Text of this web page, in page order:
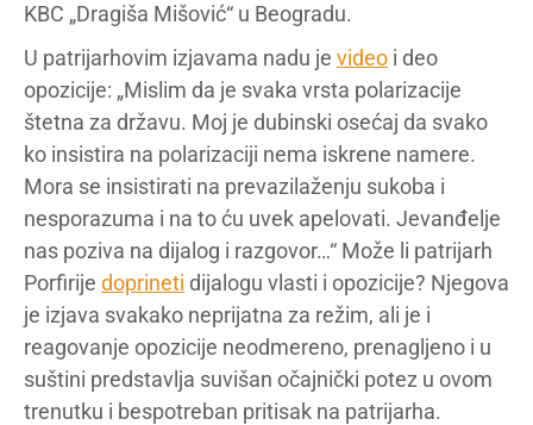
KBC „Dragiša Mišović“ u Beogradu.
U patrijarhovim izjavama nadu je video i deo
opozicije: „Mislim da je svaka vrsta polarizacije
štetna za državu. Moj je dubinski osećaj da svako
ko insistira na polarizaciji nema iskrene namere.
Mora se insistirati na prevazilaženju sukoba i
nesporazuma i na to ću uvek apelovati. Jevanđelje
nas poziva na dijalog i razgovor…“ Može li patrijarh
Porfirije doprineti dijalogu vlasti i opozicije? Njegova
je izjava svakako neprijatna za režim, ali je i
reagovanje opozicije neodmereno, prenagljeno i u
suštini predstavlja suvišan očajnički potez u ovom
trenutku i bespotreban pritisak na patrijarha.